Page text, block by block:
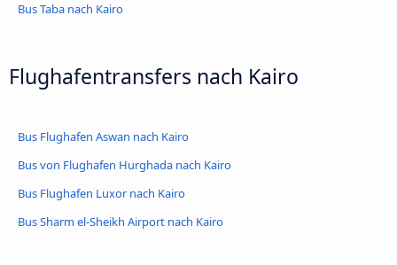
Bus Taba nach Kairo
Flughafentransfers nach Kairo
Bus Flughafen Aswan nach Kairo
Bus von Flughafen Hurghada nach Kairo
Bus Flughafen Luxor nach Kairo
Bus Sharm el-Sheikh Airport nach Kairo